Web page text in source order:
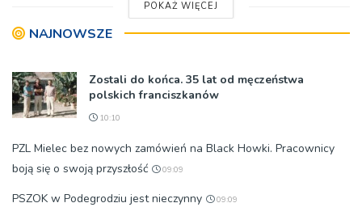
POKAŻ WIĘCEJ
NAJNOWSZE
Zostali do końca. 35 lat od męczeństwa
polskich franciszkanów
10:10
PZL Mielec bez nowych zamówień na Black Howki. Pracownicy
boją się o swoją przyszłość
09:09
PSZOK w Podegrodziu jest nieczynny 09:09